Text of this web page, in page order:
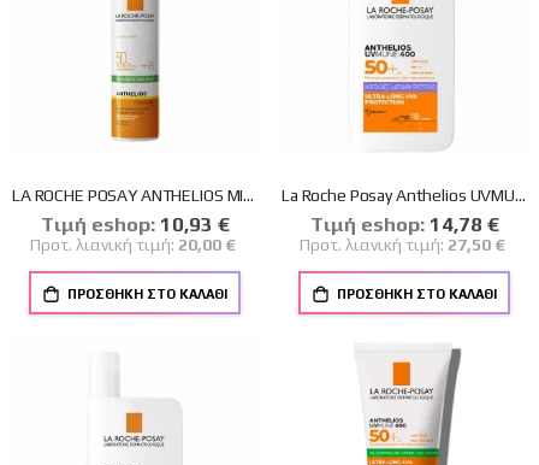
LA ROCHE POSAY ANTHELIOS MIST SPF50 ΑΝΤΙΗΛΙΑΚΟ ΣΠΡΕΙ ΠΡΟΣΩΠΟΥ 75ml
Tιμή eshop: Ειδική
Τιμή
10,93 €
Προτ. λιανική τιμή: 20,00 €
ΠΡΟΣΘΉΚΗ ΣΤΟ ΚΑΛΆΘΙ
La Roche Posay Anthelios UVMUNE 400 Anti-Dark Spots Fluid SPF 50+ Αντηλιακό Προσώπου 50ml
Tιμή eshop: Ειδική
Τιμή
14,78 €
Προτ. λιανική τιμή: 27,50 €
ΠΡΟΣΘΉΚΗ ΣΤΟ ΚΑΛΆΘΙ